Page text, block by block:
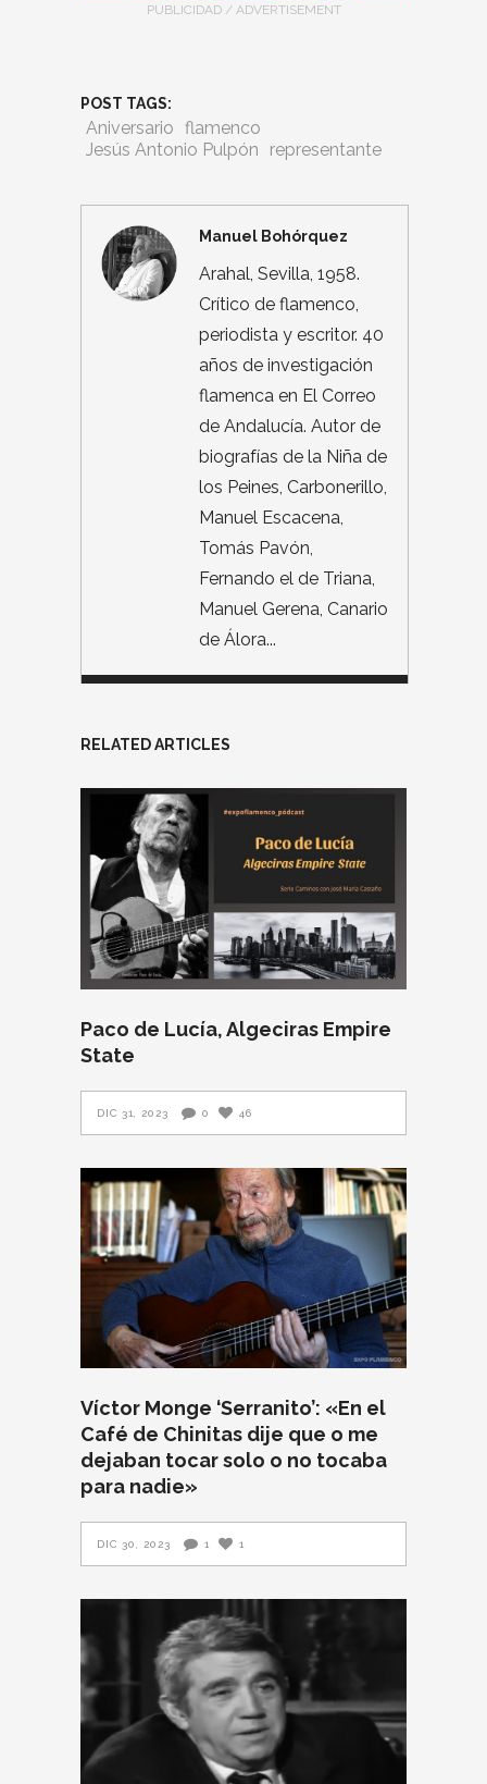
PUBLICIDAD / ADVERTISEMENT
POST TAGS:
Aniversario flamenco
Jesús Antonio Pulpón
representante
Manuel Bohórquez
Arahal, Sevilla, 1958.
Crítico de flamenco,
periodista y escritor. 40
años de investigación
flamenca en El Correo
de Andalucía. Autor de
biografías de la Niña de
los Peines, Carbonerillo,
Manuel Escacena,
Tomás Pavón,
Fernando el de Triana,
Manuel Gerena, Canario
de Álora...
RELATED ARTICLES
Paco de Lucía, Algeciras Empire
State
DIC 31, 2023 0 46
Víctor Monge ‘Serranito’: «En el
Café de Chinitas dije que o me
dejaban tocar solo o no tocaba
para nadie»
DIC 30, 2023 1 1